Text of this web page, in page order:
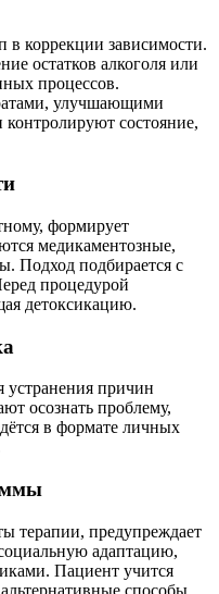
коррекции зависимости.
остатков алкоголя или
процессов.
улучшающими
состояние,
формирует
медикаментозные,
Подход подбирается с
процедурой
детоксикацию.
устранения причин
осознать проблему,
в формате личных
терапии, предупреждает
адаптацию,
Пациент учится
способы